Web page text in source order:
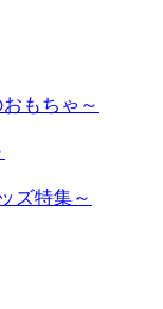
もちゃ～
ズ特集～